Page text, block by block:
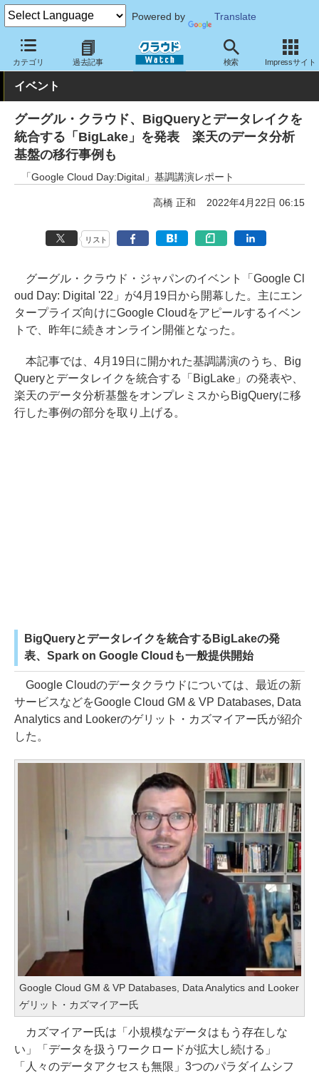
Powered by Translate
カテゴリ 過去記事 検索 Impressサイト
クラウド Watch イベント Google
イベント
グーグル・クラウド、BigQueryとデータレイクを
統合する「BigLake」を発表 楽天のデータ分析
基盤の移行事例も
「Google Cloud Day:Digital」基調講演レポート
高橋 正和 2022年4月22日 06:15
リスト
グーグル・クラウド・ジャパンのイベント「Google Cl
oud Day: Digital '22」が4月19日から開幕した。主にエン
タープライズ向けにGoogle Cloudをアピールするイベン
トで、昨年に続きオンライン開催となった。
本記事では、4月19日に開かれた基調講演のうち、Big
Queryとデータレイクを統合する「BigLake」の発表や、
楽天のデータ分析基盤をオンプレミスからBigQueryに移
行した事例の部分を取り上げる。
BigQueryとデータレイクを統合するBigLakeの発
表、Spark on Google Cloudも一般提供開始
Google Cloudのデータクラウドについては、最近の新
サービスなどをGoogle Cloud GM & VP Databases, Data
Analytics and Lookerのゲリット・カズマイアー氏が紹介
した。
Google Cloud GM & VP Databases, Data Analytics and Looker
ゲリット・カズマイアー氏
カズマイアー氏は「小規模なデータはもう存在しな
い」「データを扱うワークロードが拡大し続ける」
「人々のデータアクセスも無限」3つのパラダイムシフ